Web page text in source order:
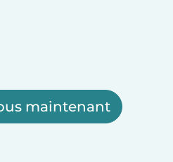
maintenant